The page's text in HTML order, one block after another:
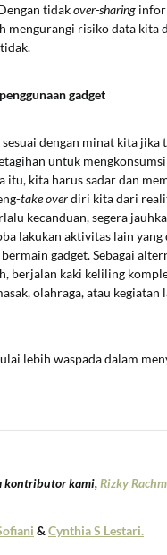
tidakover-sharing
mengurangi risiko data kita
gadget
dengan minat kita
untuk
itu, kita harus sadar dan
take overdiri kita dari
kecanduan, segera
lakukan aktivitas lain yang
gadget. Sebagai
berjalan kaki keliling
olahraga, atau kegiatan
lebih waspada dalam
kontributor kami,Rizky
& Cynthia S Lestari.